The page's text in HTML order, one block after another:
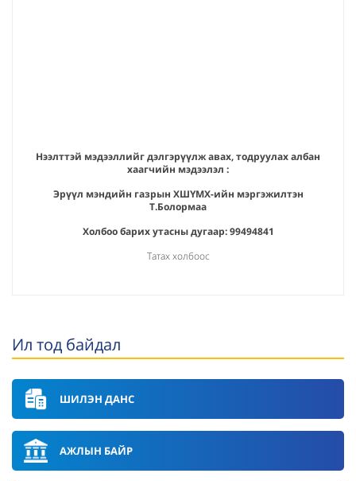
Нээлттэй мэдээллийг дэлгэрүүлж авах, тодруулах албан
хаагчийн мэдээлэл :
Эрүүл мэндийн газрын ХШҮМХ-ийн мэргэжилтэн
Т.Болормаа
Холбоо барих утасны дугаар: 99494841
Татах холбоос
Ил тод байдал
ШИЛЭН ДАНС
АЖЛЫН БАЙР